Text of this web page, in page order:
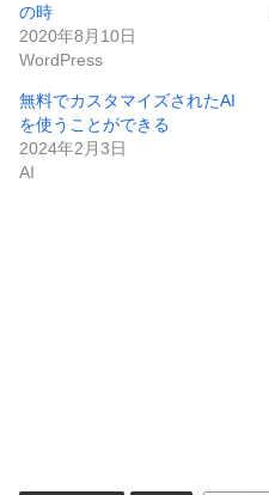
の時
2020年8月10日
WordPress
無料でカスタマイズされたAI
を使うことができる
2024年2月3日
AI